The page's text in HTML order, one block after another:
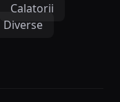
Calatorii
Diverse